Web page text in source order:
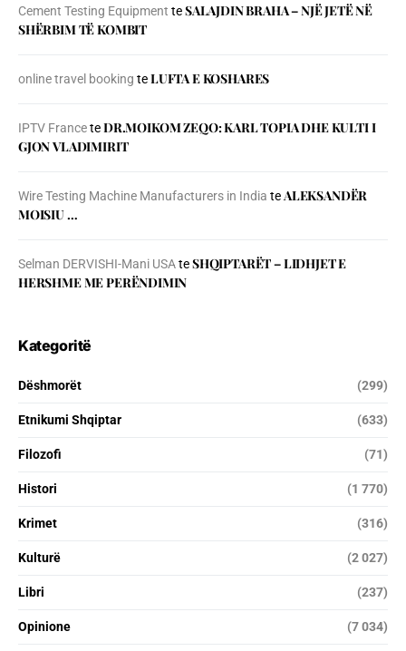
Cement Testing Equipment teSALAJDIN BRAHA – NJЁ JETЁ NЁ
SHЁRBIM TЁ KOMBIT
online travel booking teLUFTA E KOSHARES
IPTV FranceteDR.MOIKOM ZEQO: KARL TOPIA DHE KULTI I
GJON VLADIMIRIT
Wire Testing Machine Manufacturers in India teALEKSANDËR
MOISIU …
Selman DERVISHI-Mani USAteSHQIPTARËT – LIDHJET E
HERSHME ME PERËNDIMIN
Kategoritë
Dëshmorët (299)
Etnikumi Shqiptar (633)
Filozofi (71)
Histori (1 770)
Krimet (316)
Kulturë (2 027)
Libri (237)
Opinione (7 034)